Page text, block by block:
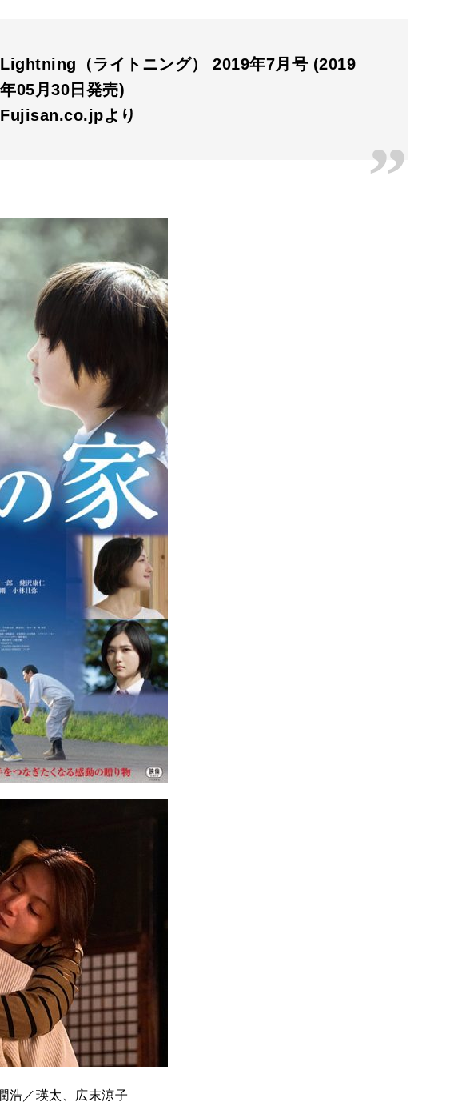
Lightning（ライトニング） 2019年7月号 (2019
年05月30日発売)
Fujisan.co.jpより
浩／瑛太、広末涼子